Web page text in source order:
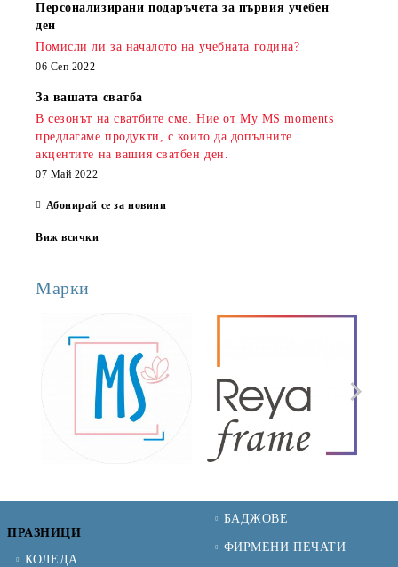
Персонализирани подаръчета за първия учебен
ден
Помисли ли за началото на учебната година?
06 Сеп 2022
За вашата сватба
В сезонът на сватбите сме. Ние от My MS moments
предлагаме продукти, с които да допълните
акцентите на вашия сватбен ден.
07 Май 2022
Абонирай се за новини
Виж всички
Марки
ПРАЗНИЦИ
КОЛЕДА
БАДЖОВЕ
ФИРМЕНИ ПЕЧАТИ